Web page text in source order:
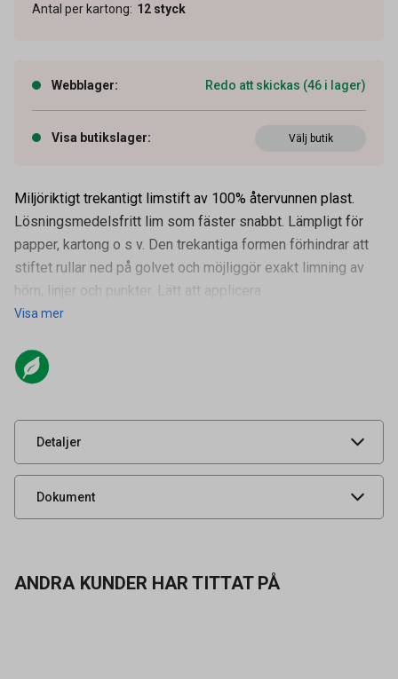
Antal per kartong: 12 styck
Webblager: Redo att skickas (46 i lager)
Visa butikslager: Välj butik
Miljöriktigt trekantigt limstift av 100% återvunnen plast.
Lösningsmedelsfritt lim som fäster snabbt. Lämpligt för
papper, kartong o s v. Den trekantiga formen förhindrar att
stiftet rullar ned på golvet och möjliggör exakt limning av
hörn, linjer och punkter. Lätt att applicera
Visa mer
Detaljer
Artikelnummer
Vikt
Leverantörens
UNSPSC 31201610
Dokument
Säkerhetsdatablad
ANDRA KUNDER HAR TITTAT PÅ